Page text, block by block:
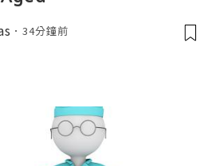
34分鐘前